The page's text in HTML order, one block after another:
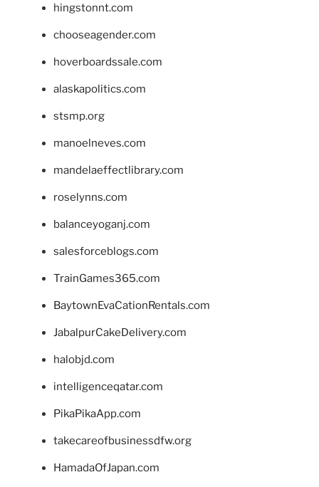
hingstonnt.com
chooseagender.com
hoverboardssale.com
alaskapolitics.com
stsmp.org
manoelneves.com
mandelaeffectlibrary.com
roselynns.com
balanceyoganj.com
salesforceblogs.com
TrainGames365.com
BaytownEvaCationRentals.com
JabalpurCakeDelivery.com
halobjd.com
intelligenceqatar.com
PikaPikaApp.com
takecareofbusinessdfw.org
HamadaOfJapan.com